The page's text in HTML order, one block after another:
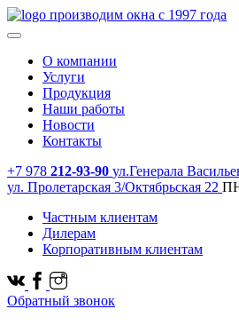
производим окна с 1997 года
О компании
Услуги
Продукция
Наши работы
Новости
Контакты
+7 978 212-93-90 ул.Генерала
ул. Пролетарская 3/Октябрьская 22
Частным клиентам
Дилерам
Корпоративным клиентам
Обратный звонок